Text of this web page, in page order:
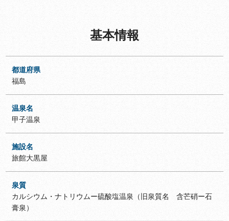
基本情報
都道府県
福島
温泉名
甲子温泉
施設名
旅館大黒屋
泉質
カルシウム・ナトリウムー硫酸塩温泉（旧泉質名 含芒硝ー石
膏泉）